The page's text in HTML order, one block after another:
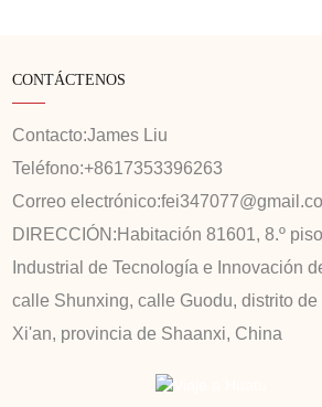
CONTÁCTENOS
Contacto:James Liu
Teléfono:+8617353396263
Correo electrónico:
DIRECCIÓN: Habitación 81601, 8.º
Industrial de Tecnología e Innovación
calle Shunxing, calle Guodu, distrito
Xi'an, provincia de Shaanxi, China